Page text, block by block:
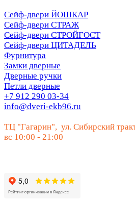
Сейф-двери ЙОШКАР
Сейф-двери СТРАЖ
Сейф-двери СТРОЙГОСТ
Сейф-двери ЦИТАДЕЛЬ
Фурнитура
Замки дверные
Дверные ручки
Петли дверные
+7 912 290 03-34
info@dveri-ekb96.ru
ТЦ "Гагарин", ул. Сибирский
вс 10:00 - 21:00